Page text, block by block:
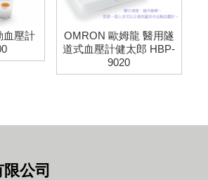
血壓計
OMRON 歐姆龍 醫用隧
道式血壓計健太郎 HBP-
9020
公司